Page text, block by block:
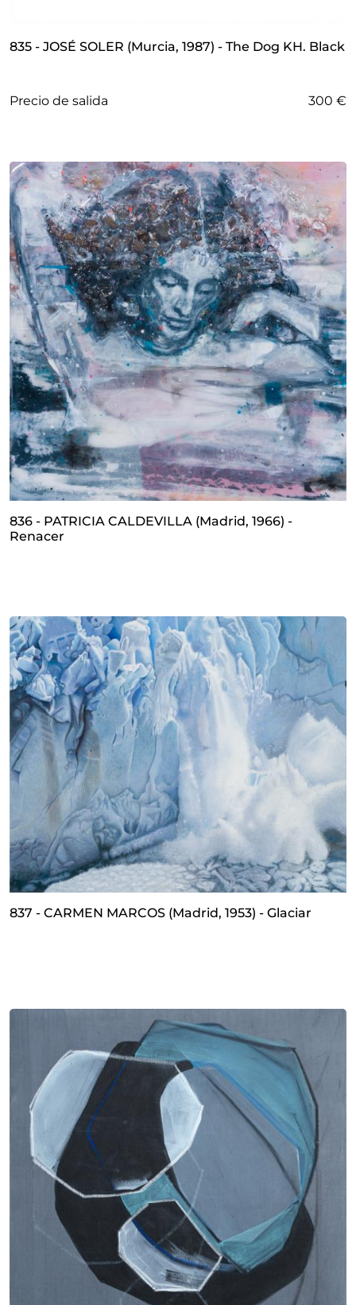
835 - JOSÉ SOLER (Murcia, 1987) - The Dog KH. Black
Precio de salida 300 €
836 - PATRICIA CALDEVILLA (Madrid, 1966) -
Renacer
837 - CARMEN MARCOS (Madrid, 1953) - Glaciar